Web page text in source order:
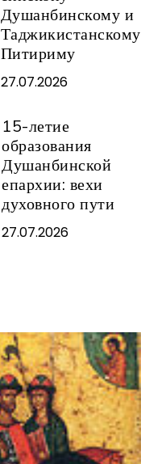
Душанбинскому и
Таджикистанскому
Питириму
27.07.2026
15-летие
образования
Душанбинской
епархии: вехи
духовного пути
27.07.2026